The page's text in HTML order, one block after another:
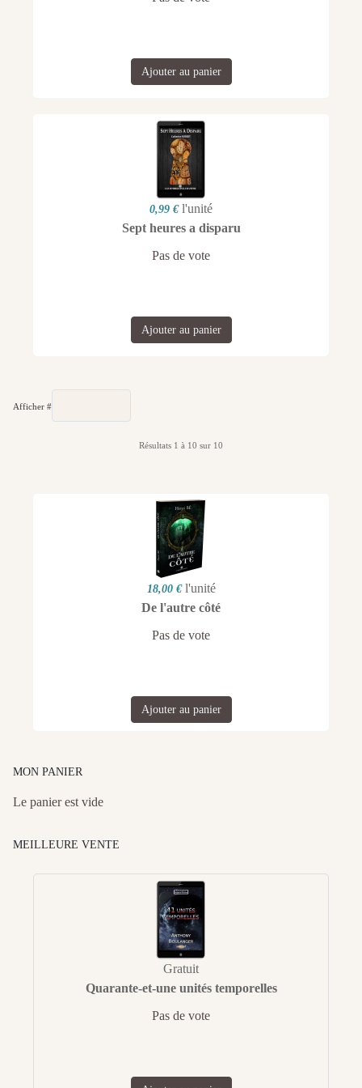
Ajouter au panier
0,99 € l'unité
Sept heures a disparu
Pas de vote
Ajouter au panier
Afficher #
Résultats 1 à 10 sur 10
18,00 € l'unité
De l'autre côté
Pas de vote
Ajouter au panier
MON PANIER
Le panier est vide
MEILLEURE VENTE
Gratuit
Quarante-et-une unités temporelles
Pas de vote